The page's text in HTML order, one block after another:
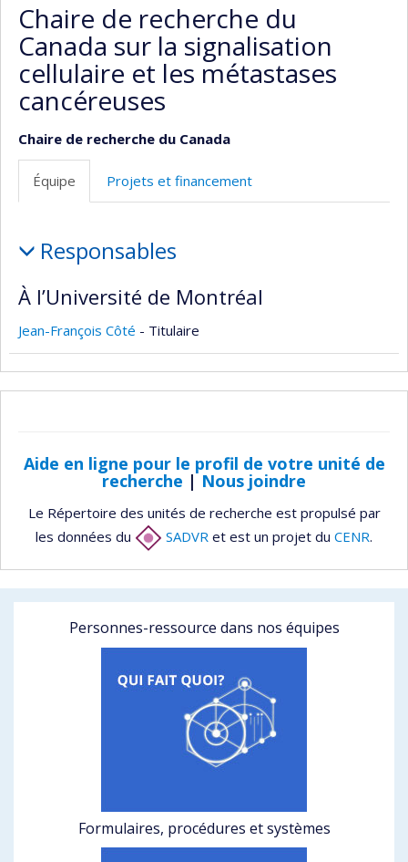
Chaire de recherche du
Canada sur la signalisation
cellulaire et les métastases
cancéreuses
Chaire de recherche du Canada
Équipe Projets et financement
Responsables
À l’Université de Montréal
Jean-François Côté - Titulaire
Aide en ligne pour le profil de votre unité de
recherche | Nous joindre
Le Répertoire des unités de recherche est propulsé par
les données du
SADVR et est un projet du CENR.
Personnes-ressource dans nos équipes
Formulaires, procédures et systèmes